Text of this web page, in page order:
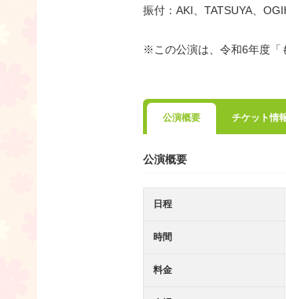
振付：AKI、TATSUYA、
※この公演は、令和6年度「
公演概要 チケット情
公演概要
日程
時間
料金